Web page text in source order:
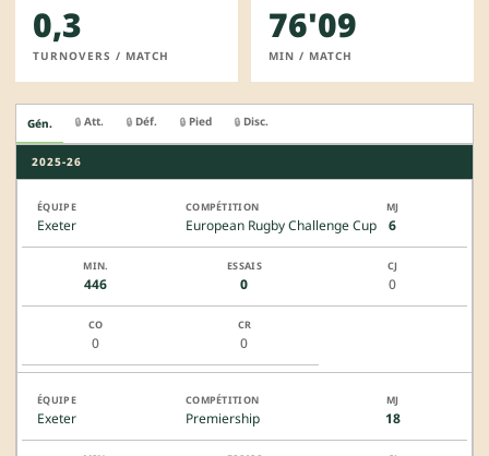
0,3
TURNOVERS / MATCH
76'09
MIN / MATCH
Gén. 🔒 Att. 🔒 Déf. 🔒 Pied 🔒 Disc.
2025-26
Exeter European Rugby Challenge Cup 6
446 0 0
0 0
Exeter Premiership 18